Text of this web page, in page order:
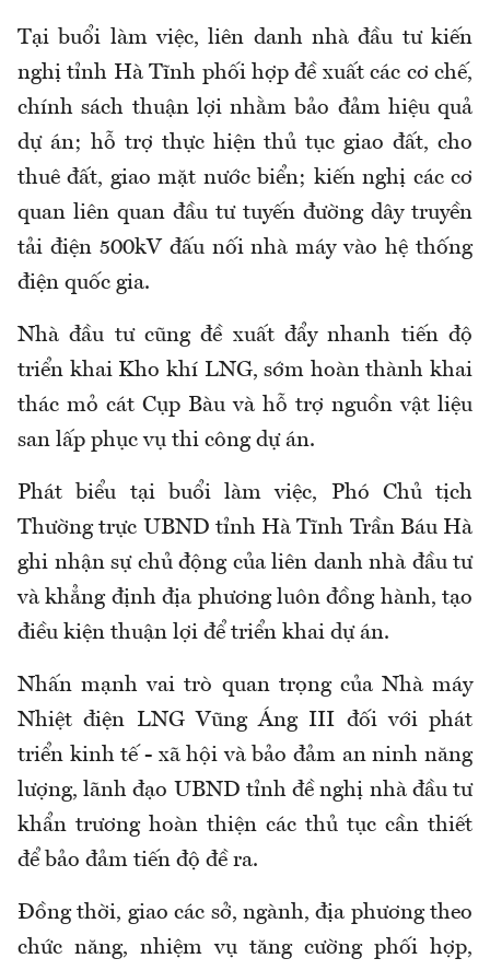
Tại buổi làm việc, liên danh nhà đầu tư kiến
nghị tỉnh Hà Tĩnh phối hợp đề xuất các cơ chế,
chính sách thuận lợi nhằm bảo đảm hiệu quả
dự án; hỗ trợ thực hiện thủ tục giao đất, cho
thuê đất, giao mặt nước biển; kiến nghị các cơ
quan liên quan đầu tư tuyến đường dây truyền
tải điện 500kV đấu nối nhà máy vào hệ thống
điện quốc gia.
Nhà đầu tư cũng đề xuất đẩy nhanh tiến độ
triển khai Kho khí LNG, sớm hoàn thành khai
thác mỏ cát Cụp Bàu và hỗ trợ nguồn vật liệu
san lấp phục vụ thi công dự án.
Phát biểu tại buổi làm việc, Phó Chủ tịch
Thường trực UBND tỉnh Hà Tĩnh Trần Báu Hà
ghi nhận sự chủ động của liên danh nhà đầu tư
và khẳng định địa phương luôn đồng hành, tạo
điều kiện thuận lợi để triển khai dự án.
Nhấn mạnh vai trò quan trọng của Nhà máy
Nhiệt điện LNG Vũng Áng III đối với phát
triển kinh tế - xã hội và bảo đảm an ninh năng
lượng, lãnh đạo UBND tỉnh đề nghị nhà đầu tư
khẩn trương hoàn thiện các thủ tục cần thiết
để bảo đảm tiến độ đề ra.
Đồng thời, giao các sở, ngành, địa phương theo
chức năng, nhiệm vụ tăng cường phối hợp,